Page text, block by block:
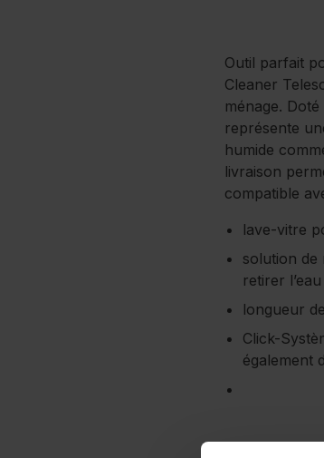
Outil parfait
Cleaner
ménage.
représente
humide
livraison
compatible
lave-vitre
solution
retirer l’eau
longueur
Click-
également